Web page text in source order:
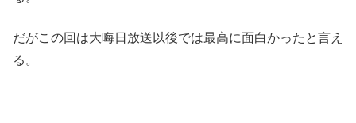
だがこの回は大晦日放送以後では最高に面白かったと言え
る。